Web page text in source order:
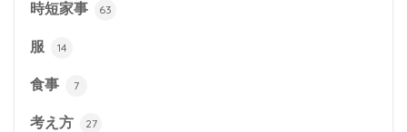
時短家事 63
服 14
食事 7
考え方 27